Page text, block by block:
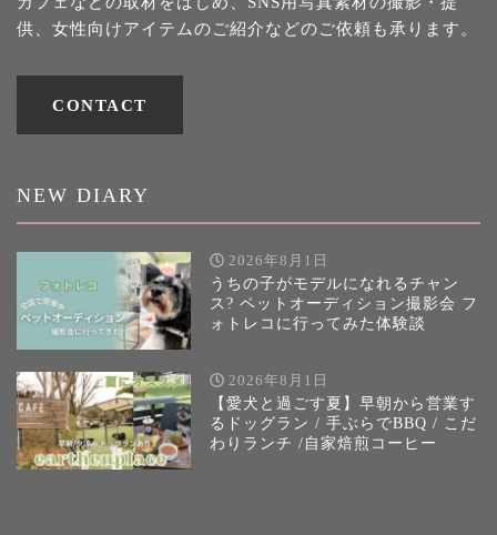
供、女性向けアイテムのご紹介などのご依頼も承ります。
CONTACT
NEW DIARY
2026年8月1日
うちの子がモデルになれるチャン
ス? ペットオーディション撮影会 フ
ォトレコに行ってみた体験談
2026年8月1日
【愛犬と過ごす夏】早朝から営業す
るドッグラン / 手ぶらでBBQ / こだ
わりランチ /自家焙煎コーヒー